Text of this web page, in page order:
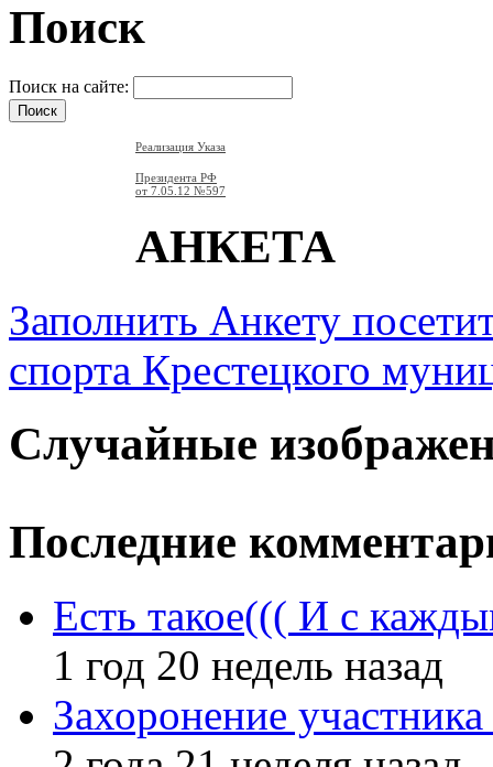
Поиск
Поиск на сайте:
Реализация Указа
Президента РФ
от 7.05.12 №597
АНКЕТА
Заполнить Анкету
спорта Крестецкого
Случайные
Последние
Есть такое((( И с
1 год 20 недель назад
Захоронение